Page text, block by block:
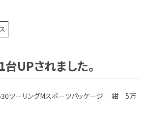
績
UPされました。
ツーリングMスポーツパッケージ 紺 5万